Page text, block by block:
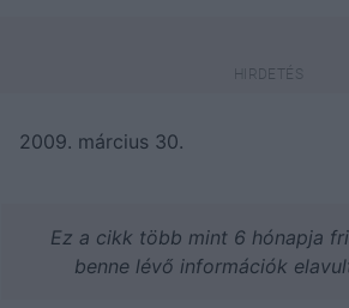
2009. március 30.
Ez a cikk több mint 6 hónapja
benne lévő információk